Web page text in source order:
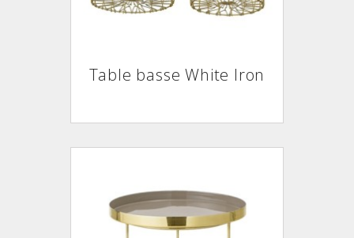
Table basse White Iron